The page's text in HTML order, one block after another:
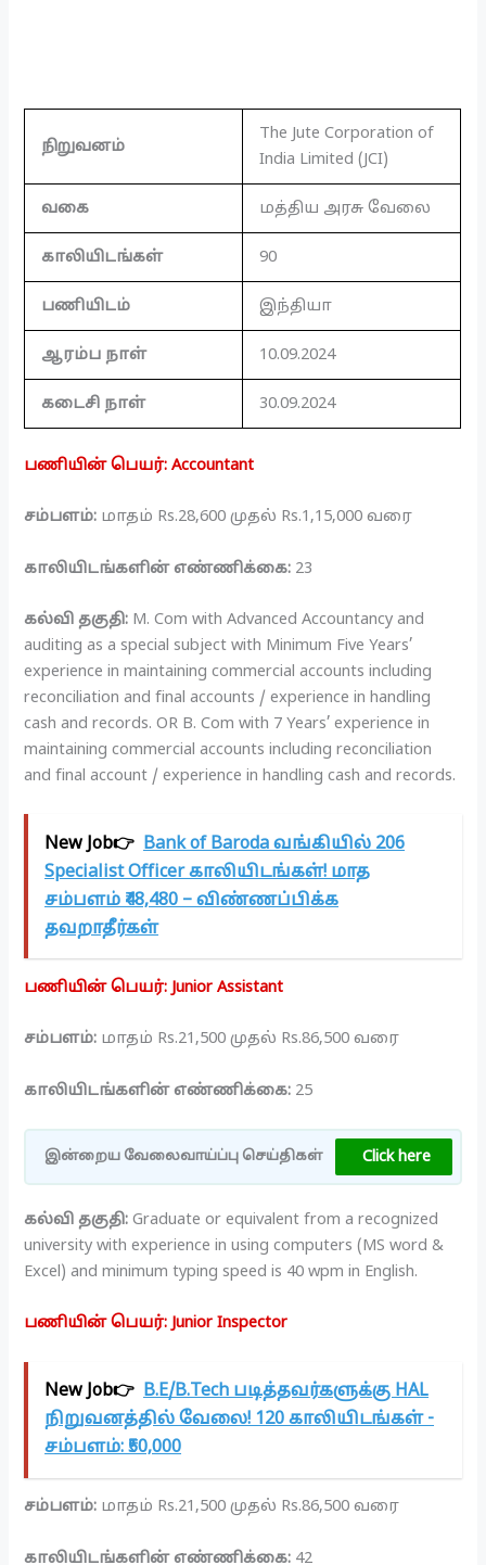
நிறுவனம்
The Jute Corporation of
India Limited (JCI)
வகை மத்திய அரசு வேலை
காலியிடங்கள் 90
பணியிடம் இந்தியா
ஆரம்ப நாள் 10.09.2024
கடைசி நாள் 30.09.2024
பணியின் பெயர்: Accountant
சம்பளம்: மாதம் Rs.28,600 முதல் Rs.1,15,000 வரை
காலியிடங்களின் எண்ணிக்கை: 23
கல்வி தகுதி: M. Com with Advanced Accountancy and
auditing as a special subject with Minimum Five Years’
experience in maintaining commercial accounts including
reconciliation and final accounts / experience in handling
cash and records. OR B. Com with 7 Years’ experience in
maintaining commercial accounts including reconciliation
and final account / experience in handling cash and records.
New Job👉 Bank of Baroda வங்கியில் 206
Specialist Officer காலியிடங்கள்! மாத
சம்பளம் ₹48,480 – விண்ணப்பிக்க
தவறாதீர்கள்
பணியின் பெயர்: Junior Assistant
சம்பளம்: மாதம் Rs.21,500 முதல் Rs.86,500 வரை
காலியிடங்களின் எண்ணிக்கை: 25
இன்றைய வேலைவாய்ப்பு செய்திகள் Click here
கல்வி தகுதி: Graduate or equivalent from a recognized
university with experience in using computers (MS word &
Excel) and minimum typing speed is 40 wpm in English.
பணியின் பெயர்: Junior Inspector
New Job👉 B.E/B.Tech படித்தவர்களுக்கு HAL
நிறுவனத்தில் வேலை! 120 காலியிடங்கள் -
சம்பளம்: ₹50,000
சம்பளம்: மாதம் Rs.21,500 முதல் Rs.86,500 வரை
காலியிடங்களின் எண்ணிக்கை: 42